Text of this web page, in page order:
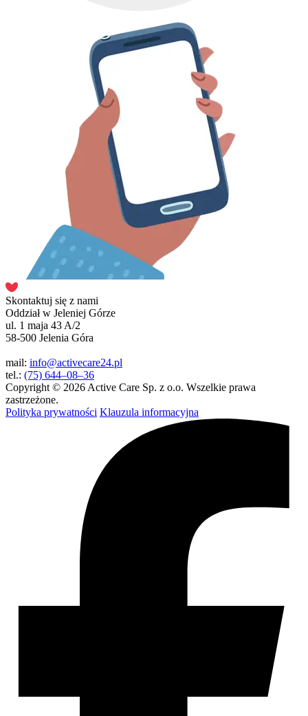
Skontaktuj się z nami
Oddział w Jeleniej Górze
ul. 1 maja 43 A/2
58-500 Jelenia Góra
mail: info@activecare24.pl
tel.: (75) 644–08–36
Copyright © 2026 Active Care Sp. z o.o. Wszelkie prawa
zastrzeżone.
Polityka prywatności Klauzula informacyjna